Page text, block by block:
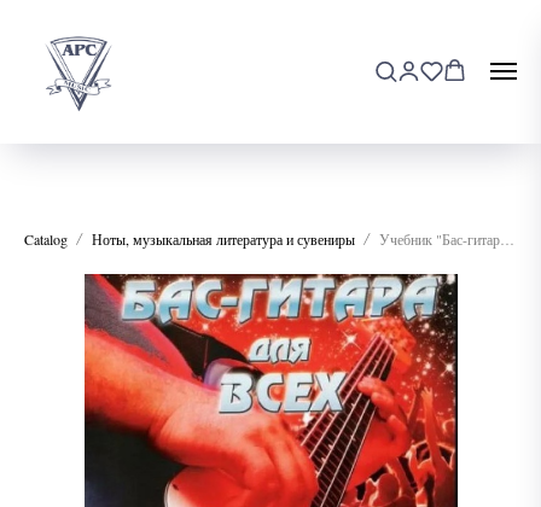
Catalog Ноты, музыкальная литература и сувениры